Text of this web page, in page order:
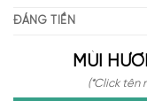
ĐÁNG TIỀN
MÙI
(*Click tên